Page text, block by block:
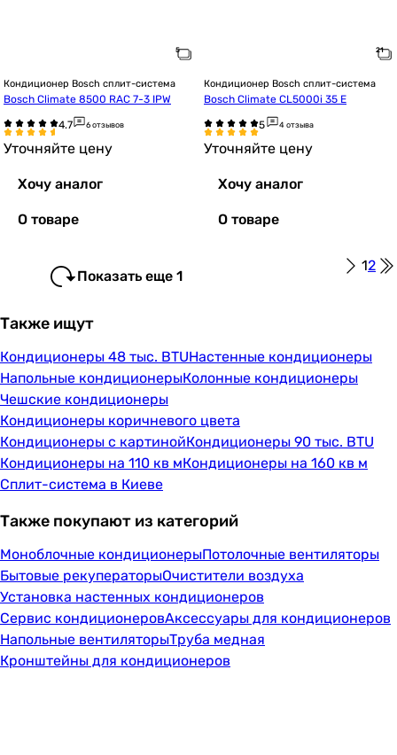
Кондиционер Bosch сплит-система
Bosch Climate 8500 RAC 7-3 IPW
6 отзывов
Уточняйте цену
Хочу аналог
О товаре
Кондиционер Bosch сплит-система
Bosch Climate CL5000i 35 E
4 отзыва
Уточняйте цену
Хочу аналог
О товаре
Показать еще 1
12
Также ищут
Кондиционеры 48 тыс. BTUНастенные кондиционеры
Напольные кондиционерыКолонные кондиционеры
Чешские кондиционеры
Кондиционеры коричневого цвета
Кондиционеры с картинойКондиционеры 90 тыс. BTU
Кондиционеры на 110 кв мКондиционеры на 160 кв м
Сплит-система в Киеве
Также покупают из категорий
Моноблочные кондиционерыПотолочные вентиляторы
Бытовые рекуператорыОчистители воздуха
Установка настенных кондиционеров
Сервис кондиционеровАксессуары для кондиционеров
Напольные вентиляторыТруба медная
Кронштейны для кондиционеров